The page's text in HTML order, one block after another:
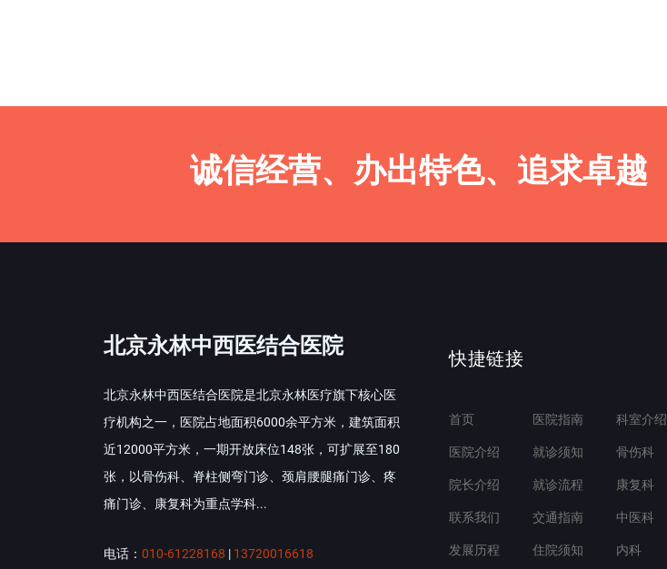
诚信经营、办出特色、追求卓越
北京永林中西医结合医院
北京永林中西医结合医院是北京永林医疗旗下核心医
疗机构之一，医院占地面积6000余平方米，建筑面积
近12000平方米，一期开放床位148张，可扩展至180
张，以骨伤科、脊柱侧弯门诊、颈肩腰腿痛门诊、疼
痛门诊、康复科为重点学科...
电话： 010-61228168 | 13720016618
快捷链接
首页
医院介绍
院长介绍
联系我们
发展历程
医院指南
就诊须知
就诊流程
交通指南
住院须知
科室介绍
骨伤科
康复科
中医科
内科